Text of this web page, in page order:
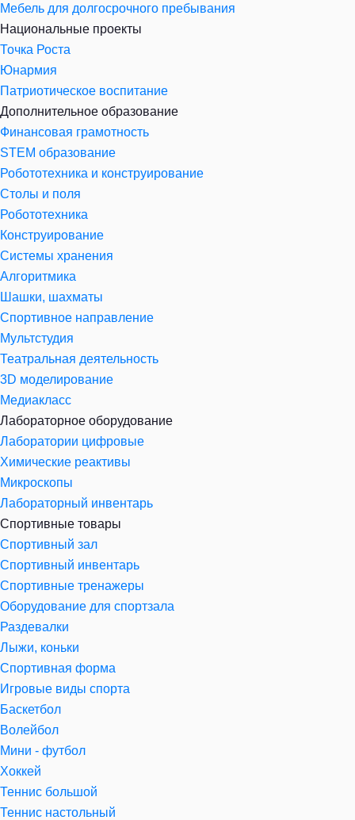
Мебель для долгосрочного пребывания
Национальные проекты
Точка Роста
Юнармия
Патриотическое воспитание
Дополнительное образование
Финансовая грамотность
STEM образование
Робототехника и конструирование
Столы и поля
Робототехника
Конструирование
Системы хранения
Алгоритмика
Шашки, шахматы
Спортивное направление
Мультстудия
Театральная деятельность
3D моделирование
Медиакласс
Лабораторное оборудование
Лаборатории цифровые
Химические реактивы
Микроскопы
Лабораторный инвентарь
Спортивные товары
Спортивный зал
Спортивный инвентарь
Спортивные тренажеры
Оборудование для спортзала
Раздевалки
Лыжи, коньки
Спортивная форма
Игровые виды спорта
Баскетбол
Волейбол
Мини - футбол
Хоккей
Теннис большой
Теннис настольный